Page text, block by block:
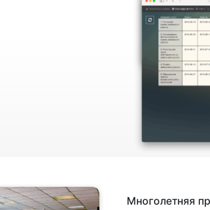
Многолетняя